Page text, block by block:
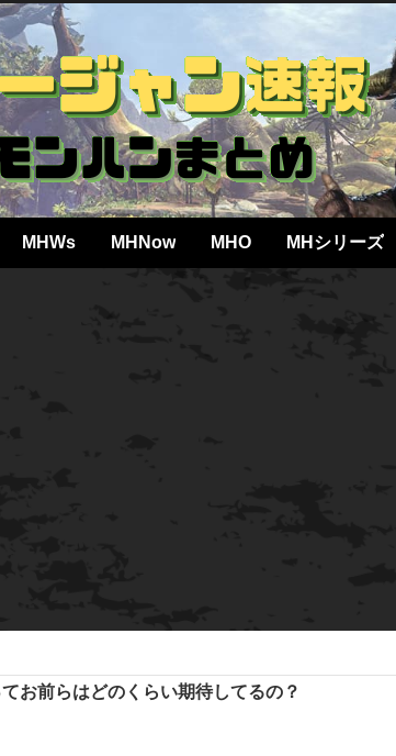
MHWs MHNow MHO MHシリーズ
お前らはどのくらい期待してるの？